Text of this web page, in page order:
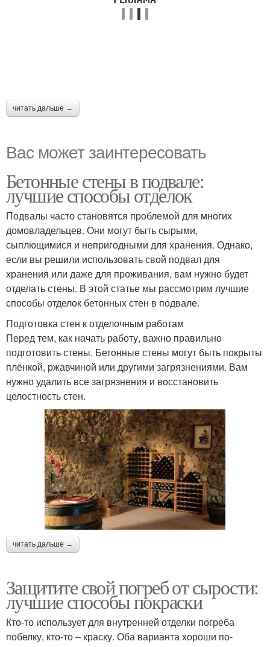
читать дальше →
Вас может заинтересовать
Бетонные стены в подвале:
лучшие способы отделок
Подвалы часто становятся проблемой для многих
домовладельцев. Они могут быть сырыми,
сыплющимися и непригодными для хранения. Однако,
если вы решили использовать свой подвал для
хранения или даже для проживания, вам нужно будет
отделать стены. В этой статье мы рассмотрим лучшие
способы отделок бетонных стен в подвале.
Подготовка стен к отделочным работам
Перед тем, как начать работу, важно правильно
подготовить стены. Бетонные стены могут быть покрыты
плёнкой, ржавчиной или другими загрязнениями. Вам
нужно удалить все загрязнения и восстановить
целостность стен.
читать дальше →
Защитите свой погреб от сырости:
лучшие способы покраски
Кто-то использует для внутренней отделки погреба
побелку, кто-то – краску. Оба варианта хороши по-